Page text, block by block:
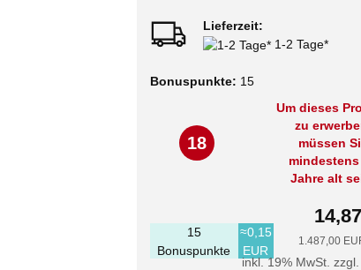
Lieferzeit:
1-2 Tage*
Bonuspunkte: 15
18
Um dieses
zu
müssen
mindestens
Jahre alt
1.487,00
inkl. 19% MwSt. zzgl.
15
Bonuspunkte
≈0,15
EUR